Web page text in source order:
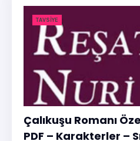
TAVSIYE
Çalıkuşu Romanı
PDF – Karakterler –